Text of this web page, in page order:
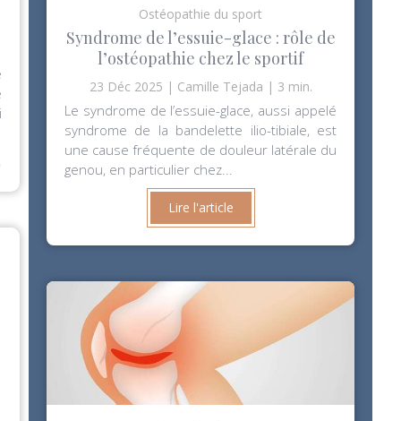
Ostéopathie du sport
Syndrome de l’essuie-glace : rôle de
l’ostéopathie chez le sportif
23 Déc 2025 Camille Tejada 3 min.
Le syndrome de l’essuie-glace, aussi appelé
syndrome de la bandelette ilio-tibiale, est
une cause fréquente de douleur latérale du
genou, en particulier chez...
Lire l'article